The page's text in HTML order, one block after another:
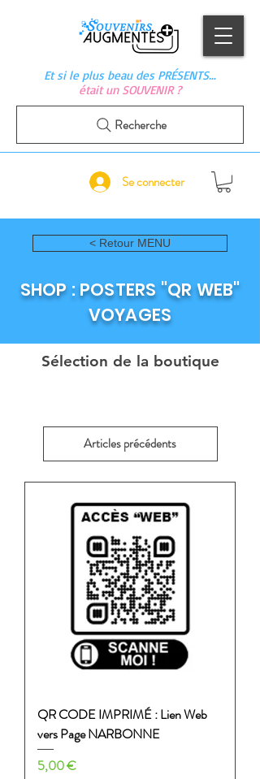
Et si le plus beau des PRÉSENTS…
était un SOUVENIR ?
Se connecter
Recherche
< Retour MENU
SHOP : POSTERS "QR WEB"
VOYAGES
Sélection de la boutique
Articles précédents
QR CODE IMPRIMÉ : Lien Web
vers Page NARBONNE
Prix
5,00 €